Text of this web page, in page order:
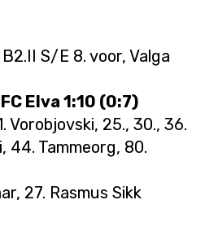
S/E 8. voor, Valga
Elva 1:10 (0:7)
Vorobjovski, 25., 30., 36.
44. Tammeorg, 80.
27. Rasmus Sikk